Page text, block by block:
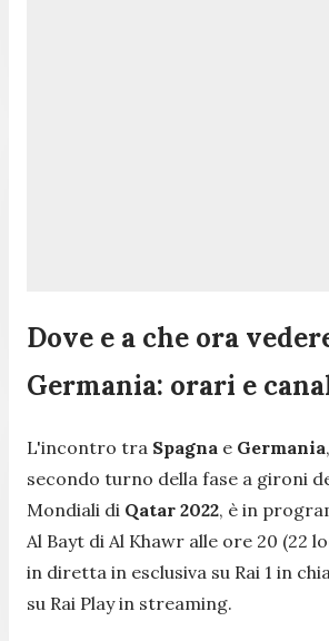
Dove e a che ora
Germania: orari e
L'incontro tra Spagna e Germania
secondo turno della fase a gironi
Mondiali di Qatar 2022, è in
Al Bayt di Al Khawr alle ore 20 (22
in diretta in esclusiva su Rai 1 in
su Rai Play in streaming.